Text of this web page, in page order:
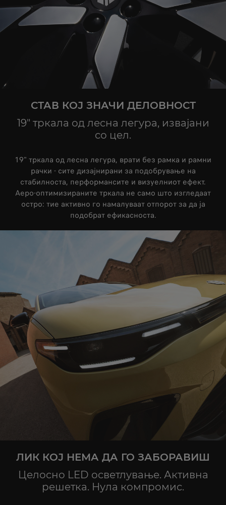
СТАВ КОЈ ЗНАЧИ ДЕЛОВНОСТ
19" тркала од лесна легура, извајани
со цел.
19" тркала од лесна легура, врати без рамка и рамни
рачки - сите дизајнирани за подобрување на
стабилноста, перформансите и визуелниот ефект.
Аеро-оптимизираните тркала не само што изгледаат
остро: тие активно го намалуваат отпорот за да ја
подобрат ефикасноста.
ЛИК КОЈ НЕМА ДА ГО ЗАБОРАВИШ
Целосно LED осветлување. Активна
решетка. Нула компромис.